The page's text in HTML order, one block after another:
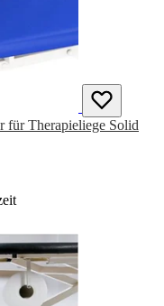
für Therapieliege Solid